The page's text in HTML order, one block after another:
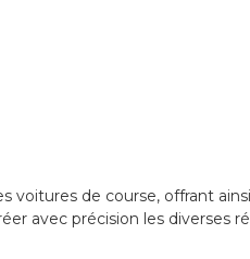
voitures de course, offrant
avec précision les diverses